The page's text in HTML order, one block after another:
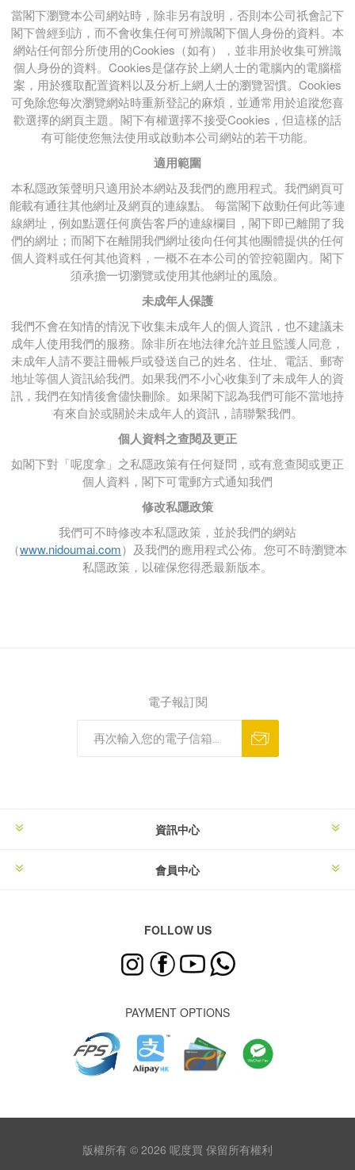
當閣下瀏覽本公司網站時，除非另有說明，否則本公司祇會記下
閣下曾經到訪，而不會收集任何可辨識閣下個人身份的資料。本
網站任何部分所使用的Cookies（如有），並非用於收集可辨識
個人身份的資料。Cookies是儲存於上網人士的電腦內的電腦檔
案，用於獲取配置資料以及分析上網人士的瀏覽習慣。Cookies
可免除您每次瀏覽網站時重新登記的麻煩，並通常用於追蹤您喜
歡選擇的網頁主題。閣下有權選擇不接受Cookies，但這樣的話
有可能使您無法使用或啟動本公司網站的若干功能。
適用範圍
本私隱政策聲明只適用於本網站及我們的應用程式。我們網頁可
能載有通往其他網址及網頁的連線點。 每當閣下啟動任何此等連
線網址，例如點選任何廣告客戶的連線欄目，閣下即已離開了我
們的網址；而閣下在離開我們網址後向任何其他團體提供的任何
個人資料或任何其他資料，一概不在本公司的管控範圍內。閣下
須承擔一切瀏覽或使用其他網址的風險。
未成年人保護
我們不會在知情的情況下收集未成年人的個人資訊，也不建議未
成年人使用我們的服務。除非所在地法律允許並且監護人同意，
未成年人請不要註冊帳戶或發送自己的姓名、住址、電話、郵寄
地址等個人資訊給我們。如果我們不小心收集到了未成年人的資
訊，我們在知情後會儘快刪除。如果閣下認為我們可能不當地持
有來自於或關於未成年人的資訊，請聯繫我們。
個人資料之查閱及更正
如閣下對「呢度拿」之私隱政策有任何疑問，或有意查閱或更正
個人資料，閣下可電郵方式通知我們
修改私隱政策
我們可不時修改本私隱政策，並於我們的網站
（www.nidoumai.com）及我們的應用程式公佈。您可不時瀏覽本
私隱政策，以確保您得悉最新版本。
電子報訂閱
資訊中心
會員中心
FOLLOW US
PAYMENT OPTIONS
版權所有 © 2026 呢度買 保留所有權利